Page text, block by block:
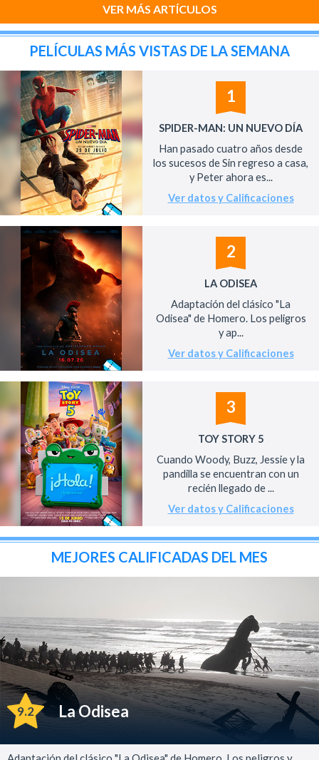
VER MÁS ARTÍCULOS
PELÍCULAS MÁS VISTAS DE LA SEMANA
1
SPIDER-MAN: UN NUEVO DÍA
Han pasado cuatro años desde
los sucesos de Sin regreso a casa,
y Peter ahora es...
Ver datos y Calificaciones
2
LA ODISEA
Adaptación del clásico "La
Odisea" de Homero. Los peligros
y ap...
Ver datos y Calificaciones
3
TOY STORY 5
Cuando Woody, Buzz, Jessie y la
pandilla se encuentran con un
recién llegado de ...
Ver datos y Calificaciones
MEJORES CALIFICADAS DEL MES
9.2 La Odisea